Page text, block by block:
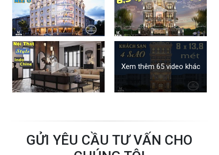
Xem thêm 65 video khác
GỬI YÊU CẦU TƯ VẤN CHO